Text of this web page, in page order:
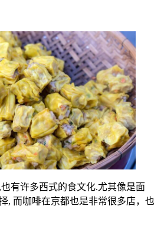
有许多西式的食文化.尤其像是面
, 而咖啡在京都也是非常很多店，也